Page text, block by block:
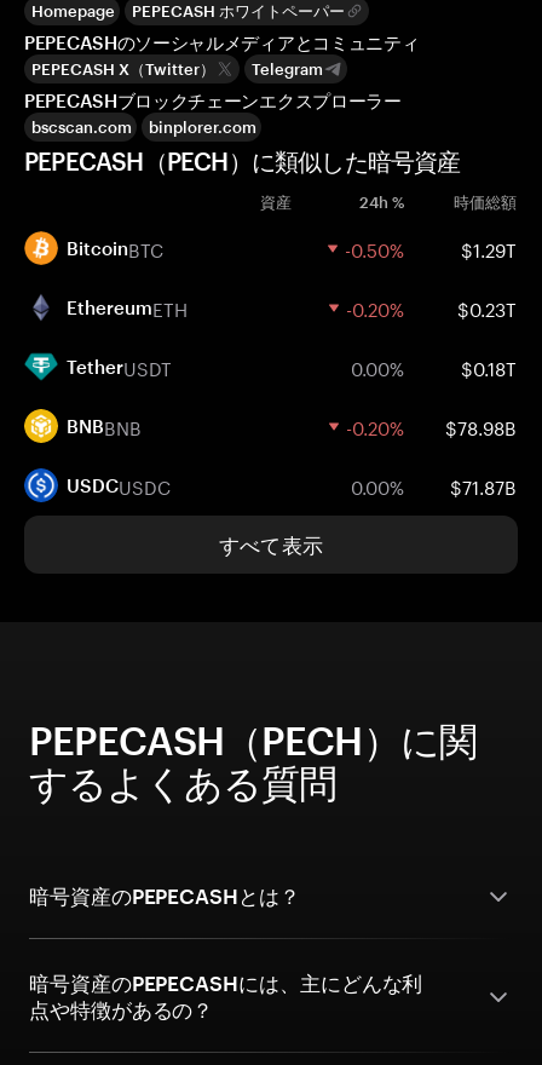
Homepage PEPECASH ホワイトペーパー
PEPECASHのソーシャルメディアとコミュニティ
PEPECASH X（Twitter） Telegram
PEPECASHブロックチェーンエクスプローラー
bscscan.com binplorer.com
PEPECASH（PECH）に類似した暗号資産
資産 24h % 時価総額
BitcoinBTC -0.50% $1.29T
EthereumETH -0.20% $0.23T
TetherUSDT 0.00% $0.18T
BNBBNB -0.20% $78.98B
USDCUSDC 0.00% $71.87B
すべて表示
PEPECASH（PECH）に関
するよくある質問
暗号資産のPEPECASHとは？
暗号資産のPEPECASHには、主にどんな利
点や特徴があるの？